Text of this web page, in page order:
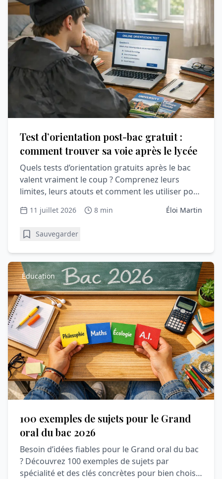
Test d’orientation post-bac gratuit :
comment trouver sa voie après le lycée
Quels tests d’orientation gratuits après le bac
valent vraiment le coup ? Comprenez leurs
limites, leurs atouts et comment les utiliser pour
11 juillet 2026 8 min Éloi Martin
Sauvegarder
Éducation
100 exemples de sujets pour le Grand
oral du bac 2026
Besoin d’idées fiables pour le Grand oral du bac
? Découvrez 100 exemples de sujets par
spécialité et des clés concrètes pour bien choisir